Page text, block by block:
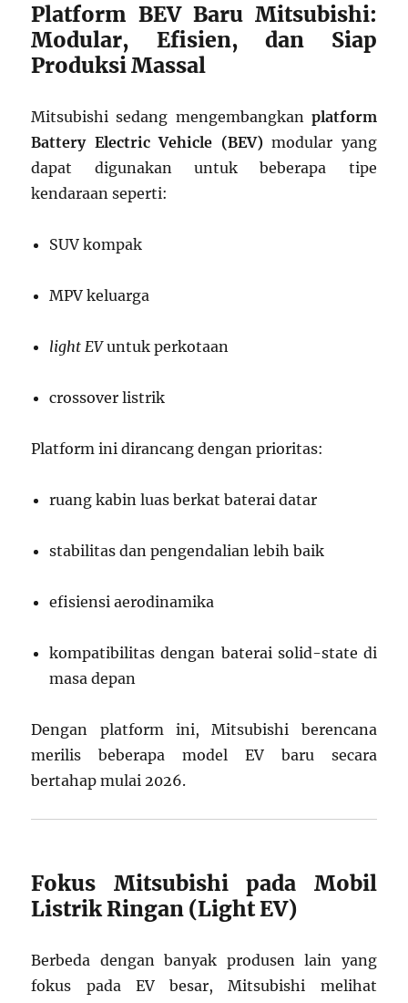
Platform BEV Baru Mitsubishi:
Modular, Efisien, dan Siap
Produksi Massal
Mitsubishi sedang mengembangkan platform
Battery Electric Vehicle (BEV)modular yang
dapat digunakan untuk beberapa tipe
kendaraan seperti:
SUV kompak
MPV keluarga
light EVuntuk perkotaan
crossover listrik
Platform ini dirancang dengan prioritas:
ruang kabin luas berkat baterai datar
stabilitas dan pengendalian lebih baik
efisiensi aerodinamika
kompatibilitas dengan baterai solid-state di
masa depan
Dengan platform ini, Mitsubishi berencana
merilis beberapa model EV baru secara
bertahap mulai 2026.
Fokus Mitsubishi pada Mobil
Listrik Ringan (Light EV)
Berbeda dengan banyak produsen lain yang
fokus pada EV besar, Mitsubishi melihat